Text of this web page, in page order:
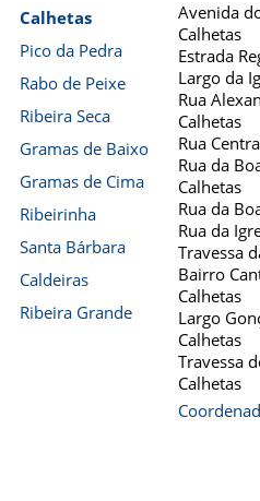
Calhetas
Pico da Pedra
Rabo de Peixe
Ribeira Seca
Gramas de Baixo
Gramas de Cima
Ribeirinha
Santa Bárbara
Caldeiras
Ribeira Grande
Avenida
Calhetas
Estrada
Largo da
Rua
Calhetas
Rua
Rua da
Calhetas
Rua da
Rua da
Travessa
Bairro
Calhetas
Largo
Calhetas
Travessa
Calhetas